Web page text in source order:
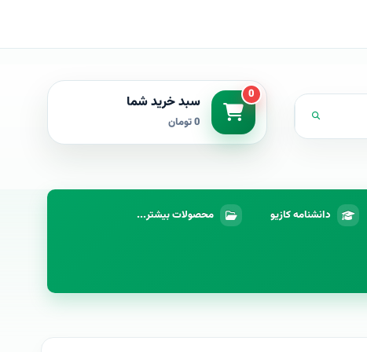
0 سبد خرید شما
0 تومان
دانشنامه کازیو محصولات بیشتر...